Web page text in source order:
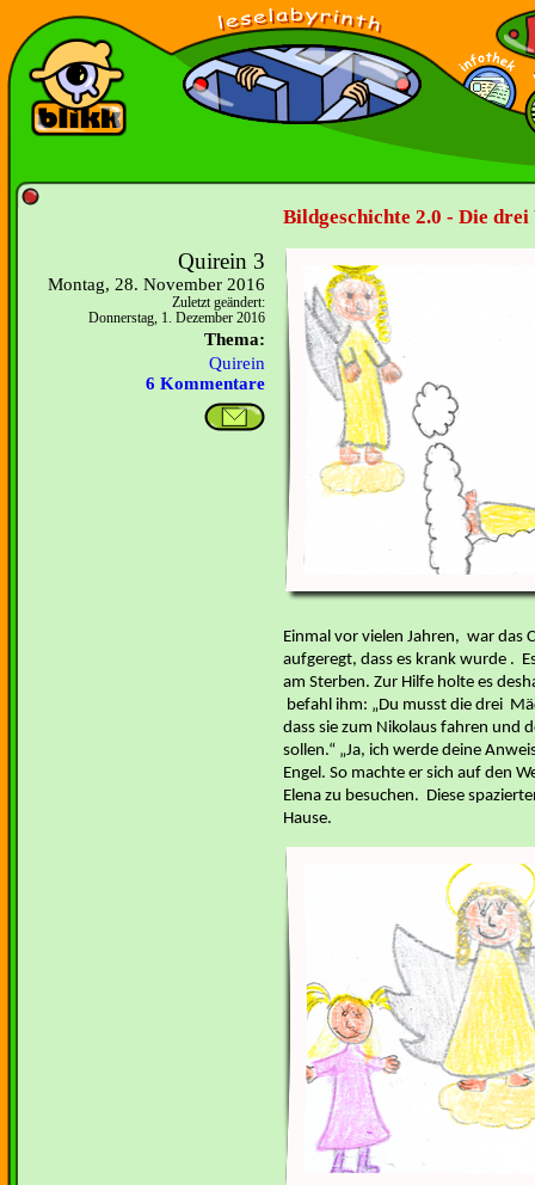
Bildgeschichte 2.0 - Die
Quirein 3
Montag, 28. November 2016
Zuletzt geändert:
Donnerstag, 1. Dezember 2016
Thema:
Quirein
6 Kommentare
Einmal vor vielen Jahren, war das
aufgeregt, dass es krank wurde .
am Sterben. Zur Hilfe holte es
befahl ihm: „Du musst die drei
dass sie zum Nikolaus fahren und
sollen.“ „Ja, ich werde deine
Engel. So machte er sich auf den
Elena zu besuchen. Diese
Hause.